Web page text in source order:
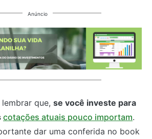
Anúncio
que, se você investe para
cotações atuais pouco importam.
dar uma conferida no book